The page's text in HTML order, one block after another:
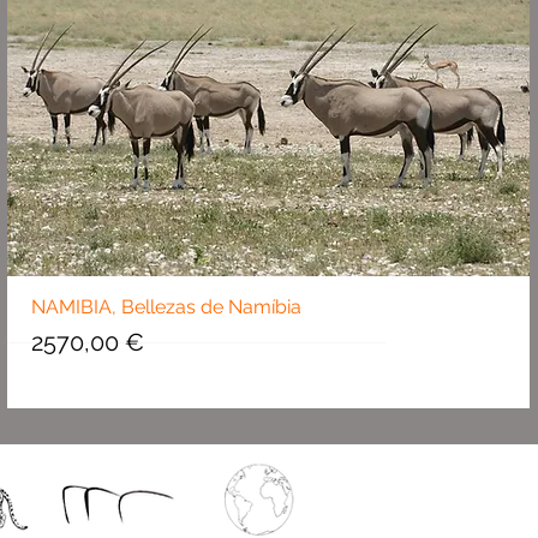
NAMIBIA, Bellezas de Namíbia
Precio
2570,00 €